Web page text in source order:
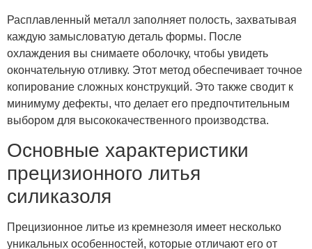
Расплавленный металл заполняет полость, захватывая
каждую замысловатую деталь формы. После
охлаждения вы снимаете оболочку, чтобы увидеть
окончательную отливку. Этот метод обеспечивает точное
копирование сложных конструкций. Это также сводит к
минимуму дефекты, что делает его предпочтительным
выбором для высококачественного производства.
Основные характеристики
прецизионного литья
силиказоля
Прецизионное литье из кремнезоля имеет несколько
уникальных особенностей, которые отличают его от